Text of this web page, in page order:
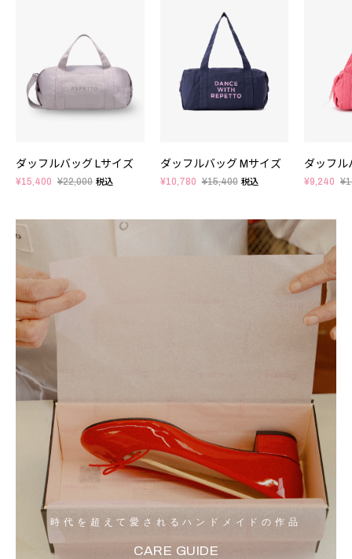
ダッフルバッグ Lサイズ
¥15,400 ¥22,000 税込
ダッフルバッグ Mサイズ
¥10,780 ¥15,400 税込
ダッフル
¥9,240
時代を超えて愛されるハンドメイドの作品
CARE GUIDE